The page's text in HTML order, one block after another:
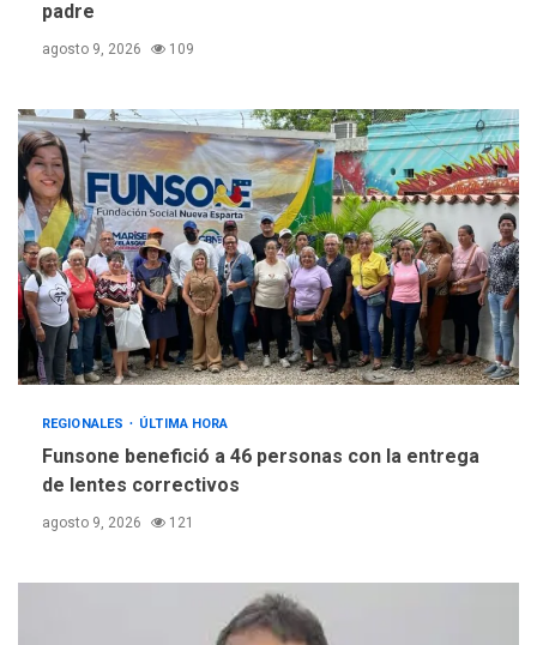
padre
agosto 9, 2026 109
REGIONALES ÚLTIMA HORA
Funsone benefició a 46 personas con la entrega
de lentes correctivos
agosto 9, 2026 121